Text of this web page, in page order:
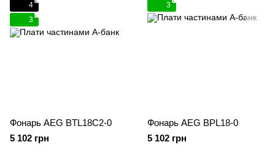
4
3
Фонарь AEG BTL18C2-0
5 102 грн
3
Фонарь AEG BPL18-0
5 102 грн